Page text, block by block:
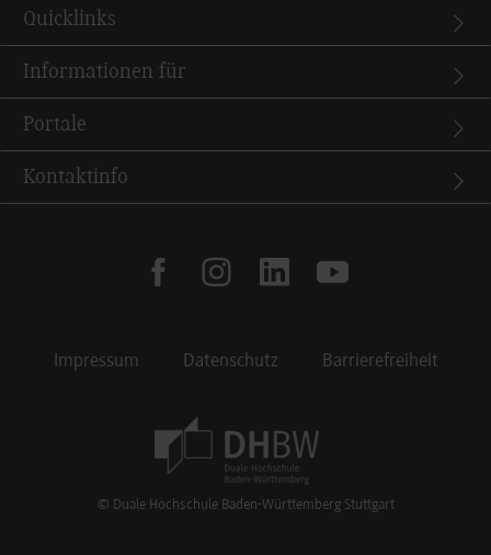
Quicklinks
Informationen für
Portale
Kontaktinfo
facebookinstagramlinkedinyoutube
Impressum Datenschutz Barrierefreiheit
© Duale Hochschule Baden-Württemberg Stuttgart